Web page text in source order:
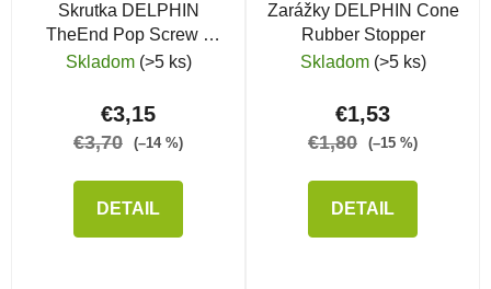
Skrutka DELPHIN
TheEnd Pop Screw s
krúžkom
Skladom (>5 ks)
€3,15
€3,70 (–14 %)
DETAIL
Zarážky DELPHIN Cone
Rubber Stopper
Skladom (>5 ks)
€1,53
€1,80 (–15 %)
DETAIL